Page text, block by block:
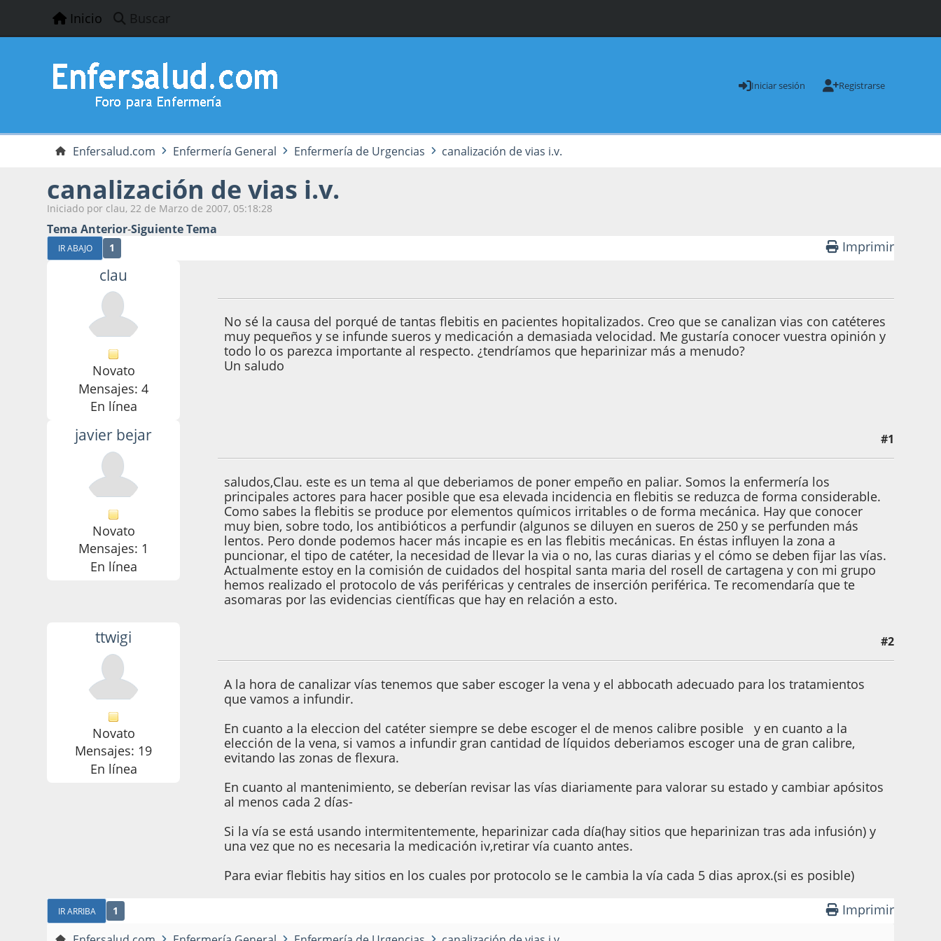
Inicio Buscar
Iniciar sesión Registrarse
Enfersalud.com Enfermería General Enfermería de Urgencias canalización de vias i.v.
canalización de vias i.v.
Iniciado por clau, 22 de Marzo de 2007, 05:18:28
Tema Anterior-Siguiente Tema
IR ABAJO 1 Imprimir
clau
Novato
Mensajes: 4
En línea
No sé la causa del porqué de tantas flebitis en pacientes hopitalizados. Creo que se canalizan vias con catéteres
muy pequeños y se infunde sueros y medicación a demasiada velocidad. Me gustaría conocer vuestra opinión y
todo lo os parezca importante al respecto. ¿tendríamos que heparinizar más a menudo?
Un saludo
javier bejar
Novato
Mensajes: 1
En línea
#1
saludos,Clau. este es un tema al que deberiamos de poner empeño en paliar. Somos la enfermería los
principales actores para hacer posible que esa elevada incidencia en flebitis se reduzca de forma considerable.
Como sabes la flebitis se produce por elementos químicos irritables o de forma mecánica. Hay que conocer
muy bien, sobre todo, los antibióticos a perfundir (algunos se diluyen en sueros de 250 y se perfunden más
lentos. Pero donde podemos hacer más incapie es en las flebitis mecánicas. En éstas influyen la zona a
puncionar, el tipo de catéter, la necesidad de llevar la via o no, las curas diarias y el cómo se deben fijar las vías.
Actualmente estoy en la comisión de cuidados del hospital santa maria del rosell de cartagena y con mi grupo
hemos realizado el protocolo de vás periféricas y centrales de inserción periférica. Te recomendaría que te
asomaras por las evidencias científicas que hay en relación a esto.
ttwigi
Novato
Mensajes: 19
En línea
#2
A la hora de canalizar vías tenemos que saber escoger la vena y el abbocath adecuado para los tratamientos
que vamos a infundir.
En cuanto a la eleccion del catéter siempre se debe escoger el de menos calibre posible y en cuanto a la
elección de la vena, si vamos a infundir gran cantidad de líquidos deberiamos escoger una de gran calibre,
evitando las zonas de flexura.
En cuanto al mantenimiento, se deberían revisar las vías diariamente para valorar su estado y cambiar apósitos
al menos cada 2 días-
Si la vía se está usando intermitentemente, heparinizar cada día(hay sitios que heparinizan tras ada infusión) y
una vez que no es necesaria la medicación iv,retirar vía cuanto antes.
Para eviar flebitis hay sitios en los cuales por protocolo se le cambia la vía cada 5 dias aprox.(si es posible)
IR ARRIBA 1 Imprimir